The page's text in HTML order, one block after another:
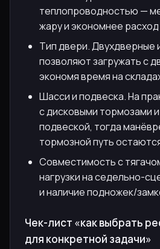
теплопроводностью —
жару и экономнее
Тип двери. Двухдверные
позволяют загружать с
экономя время на
Шасси и подвеска. На
с дисковыми тормозами
подвеской, тогда
тормозной путь
Совместимость с
нагрузки на седельно-
и наличие подножек/
Чек-лист «как выбрать
для конкретной задачи»